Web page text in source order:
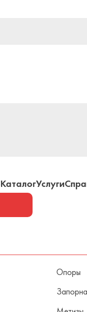
КаталогУслуги
Опоры